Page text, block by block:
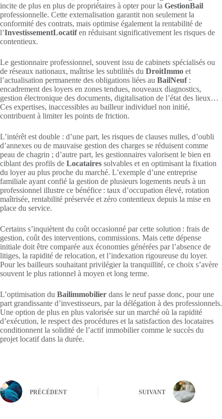
incite de plus en plus de propriétaires à opter pour la GestionBail
professionnelle. Cette externalisation garantit non seulement la
conformité des contrats, mais optimise également la rentabilité de
l’InvestissementLocatifen réduisant significativement les risques de
contentieux.
Le gestionnaire professionnel, souvent issu de cabinets spécialisés ou
de réseaux nationaux, maîtrise les subtilités du DroitImmo et
l’actualisation permanente des obligations liées au BailNeuf:
encadrement des loyers en zones tendues, nouveaux diagnostics,
gestion électronique des documents, digitalisation de l’état des lieux…
Ces expertises, inaccessibles au bailleur individuel non initié,
contribuent à limiter les points de friction.
L’intérêt est double : d’une part, les risques de clauses nulles, d’oubli
d’annexes ou de mauvaise gestion des charges se réduisent comme
peau de chagrin ; d’autre part, les gestionnaires valorisent le bien en
ciblant des profils de Locataires solvables et en optimisant la fixation
du loyer au plus proche du marché. L’exemple d’une entreprise
familiale ayant confié la gestion de plusieurs logements neufs à un
professionnel illustre ce bénéfice : taux d’occupation élevé, rotation
maîtrisée, rentabilité préservée et zéro contentieux depuis la mise en
place du service.
Certains s’inquiètent du coût occasionné par cette solution : frais de
gestion, coût des interventions, commissions. Mais cette dépense
initiale doit être comparée aux économies générées par l’absence de
litiges, la rapidité de relocation, et l’indexation rigoureuse du loyer.
Pour les bailleurs souhaitant privilégier la tranquillité, ce choix s’avère
souvent le plus rationnel à moyen et long terme.
L’optimisation du Bailimmobilier dans le neuf passe donc, pour une
part grandissante d’investisseurs, par la délégation à des professionnels.
Une option de plus en plus valorisée sur un marché où la rapidité
d’exécution, le respect des procédures et la satisfaction des locataires
conditionnent la solidité de l’actif immobilier comme le succès du
projet locatif dans la durée.
PRÉCÉDENT SUIVANT